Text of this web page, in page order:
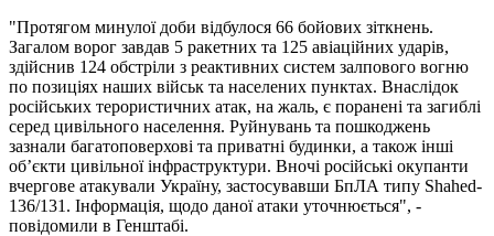
"Протягом минулої доби відбулося 66 бойових зіткнень.
Загалом ворог завдав 5 ракетних та 125 авіаційних ударів,
здійснив 124 обстріли з реактивних систем залпового вогню
по позиціях наших військ та населених пунктах. Внаслідок
російських терористичних атак, на жаль, є поранені та загиблі
серед цивільного населення. Руйнувань та пошкоджень
зазнали багатоповерхові та приватні будинки, а також інші
об’єкти цивільної інфраструктури. Вночі російські окупанти
вчергове атакували Україну, застосувавши БпЛА типу Shahed-
136/131. Інформація, щодо даної атаки уточнюється", -
повідомили в Генштабі.